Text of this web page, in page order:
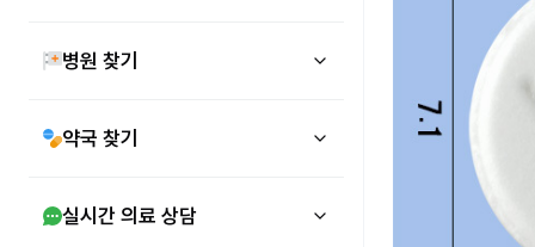
병원 찾기
약국 찾기
실시간 의료 상담